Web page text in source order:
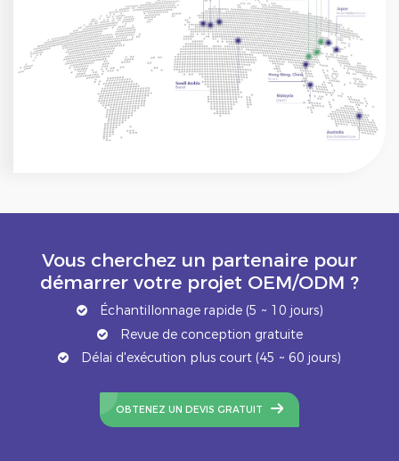
Vous cherchez un partenaire pour
démarrer votre projet OEM/ODM ?
Échantillonnage rapide (5 ~ 10 jours)
Revue de conception gratuite
Délai d'exécution plus court (45 ~ 60 jours)
OBTENEZ UN DEVIS GRATUIT